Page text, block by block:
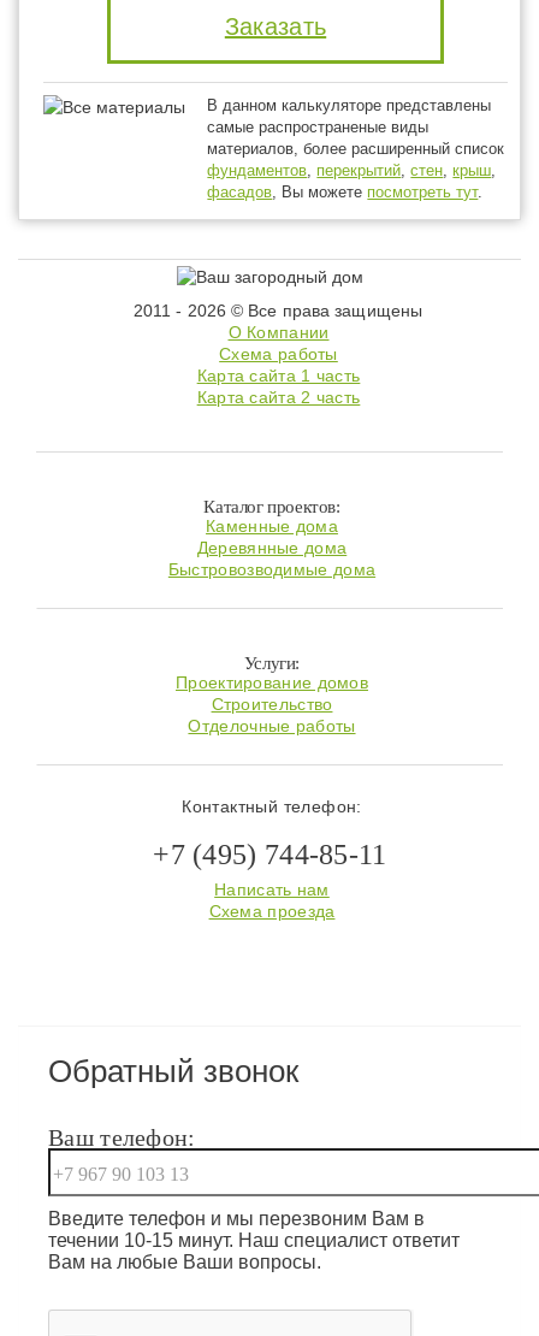
Заказать
В данном калькуляторе представлены
самые распространеные виды
материалов, более расширенный список
фундаментов, перекрытий,стен,крыш,
фасадов, Вы можете посмотреть тут.
2011 - 2026 © Все права защищены
О Компании
Схема работы
Карта сайта 1 часть
Карта сайта 2 часть
Каталог проектов:
Каменные дома
Деревянные дома
Быстровозводимые дома
Услуги:
Проектирование домов
Строительство
Отделочные работы
Контактный телефон:
+7 (495) 744-85-11
Написать нам
Схема проезда
Обратный звонок
Ваш телефон:
Введите телефон и мы перезвоним Вам в
течении 10-15 минут. Наш специалист ответит
Вам на любые Ваши вопросы.